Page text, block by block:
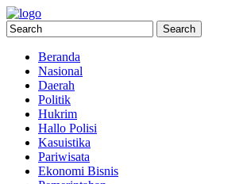
Beranda
Nasional
Daerah
Politik
Hukrim
Hallo Polisi
Kasuistika
Pariwisata
Ekonomi Bisnis